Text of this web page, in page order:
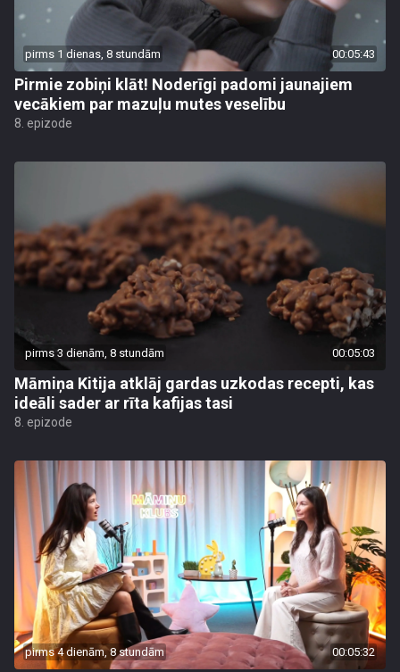
pirms 1 dienas, 8 stundām 00:05:43
Pirmie zobiņi klāt! Noderīgi padomi jaunajiem
vecākiem par mazuļu mutes veselību
8. epizode
pirms 3 dienām, 8 stundām 00:05:03
Māmiņa Kitija atklāj gardas uzkodas recepti, kas
ideāli sader ar rīta kafijas tasi
8. epizode
pirms 4 dienām, 8 stundām 00:05:32